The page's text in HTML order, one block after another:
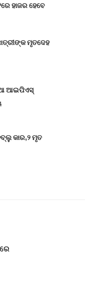
ହାଜର ହେବେ
ମୃତଦେହ
ଆଇପିଏସ୍
କାର,୨ ମୃତ